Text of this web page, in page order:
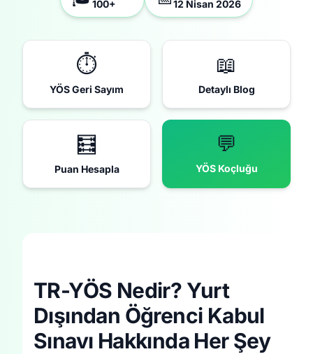
100+ 12 Nisan 2026
⏱️
YÖS Geri Sayım
📖
Detaylı Blog
🧮
Puan Hesapla
💬
YÖS Koçluğu
TR-YÖS Nedir? Yurt
Dışından Öğrenci Kabul
Sınavı Hakkında Her Şey